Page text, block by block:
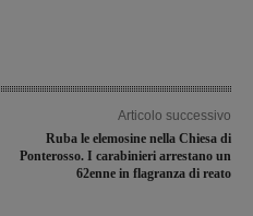
Articolo successivo
Ruba le elemosine nella Chiesa di
Ponterosso. I carabinieri arrestano un
62enne in flagranza di reato